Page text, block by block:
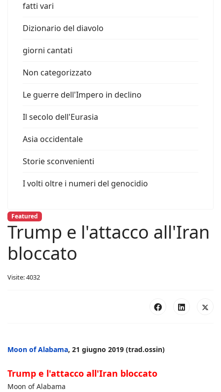
fatti vari
Dizionario del diavolo
giorni cantati
Non categorizzato
Le guerre dell'Impero in declino
Il secolo dell'Eurasia
Asia occidentale
Storie sconvenienti
I volti oltre i numeri del genocidio
Featured
Trump e l'attacco all'Iran
bloccato
Visite: 4032
Moon of Alabama, 21 giugno 2019 (trad.ossin)
Trump e l'attacco all'Iran bloccato
Moon of Alabama